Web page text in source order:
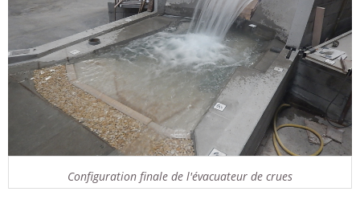
Configuration finale de l'évacuateur de crues